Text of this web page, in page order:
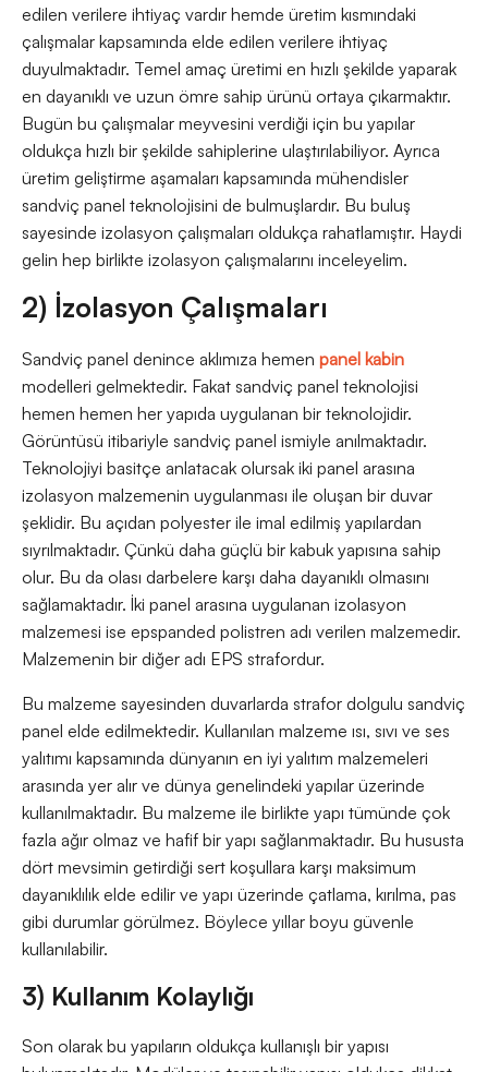
edilen verilere ihtiyaç vardır hemde üretim kısmındaki
çalışmalar kapsamında elde edilen verilere ihtiyaç
duyulmaktadır. Temel amaç üretimi en hızlı şekilde yaparak
en dayanıklı ve uzun ömre sahip ürünü ortaya çıkarmaktır.
Bugün bu çalışmalar meyvesini verdiği için bu yapılar
oldukça hızlı bir şekilde sahiplerine ulaştırılabiliyor. Ayrıca
üretim geliştirme aşamaları kapsamında mühendisler
sandviç panel teknolojisini de bulmuşlardır. Bu buluş
sayesinde izolasyon çalışmaları oldukça rahatlamıştır. Haydi
gelin hep birlikte izolasyon çalışmalarını inceleyelim.
2) İzolasyon Çalışmaları
Sandviç panel denince aklımıza hemen panel kabin
modelleri gelmektedir. Fakat sandviç panel teknolojisi
hemen hemen her yapıda uygulanan bir teknolojidir.
Görüntüsü itibariyle sandviç panel ismiyle anılmaktadır.
Teknolojiyi basitçe anlatacak olursak iki panel arasına
izolasyon malzemenin uygulanması ile oluşan bir duvar
şeklidir. Bu açıdan polyester ile imal edilmiş yapılardan
sıyrılmaktadır. Çünkü daha güçlü bir kabuk yapısına sahip
olur. Bu da olası darbelere karşı daha dayanıklı olmasını
sağlamaktadır. İki panel arasına uygulanan izolasyon
malzemesi ise epspanded polistren adı verilen malzemedir.
Malzemenin bir diğer adı EPS strafordur.
Bu malzeme sayesinden duvarlarda strafor dolgulu sandviç
panel elde edilmektedir. Kullanılan malzeme ısı, sıvı ve ses
yalıtımı kapsamında dünyanın en iyi yalıtım malzemeleri
arasında yer alır ve dünya genelindeki yapılar üzerinde
kullanılmaktadır. Bu malzeme ile birlikte yapı tümünde çok
fazla ağır olmaz ve hafif bir yapı sağlanmaktadır. Bu hususta
dört mevsimin getirdiği sert koşullara karşı maksimum
dayanıklılık elde edilir ve yapı üzerinde çatlama, kırılma, pas
gibi durumlar görülmez. Böylece yıllar boyu güvenle
kullanılabilir.
3) Kullanım Kolaylığı
Son olarak bu yapıların oldukça kullanışlı bir yapısı